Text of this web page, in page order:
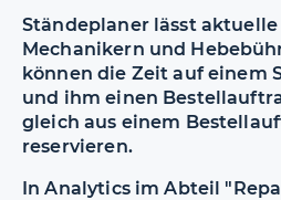
Ständeplaner lässt
Mechanikern und
können die Zeit auf einem
und ihm einen
gleich aus einem
reservieren.
In Analytics im Abteil